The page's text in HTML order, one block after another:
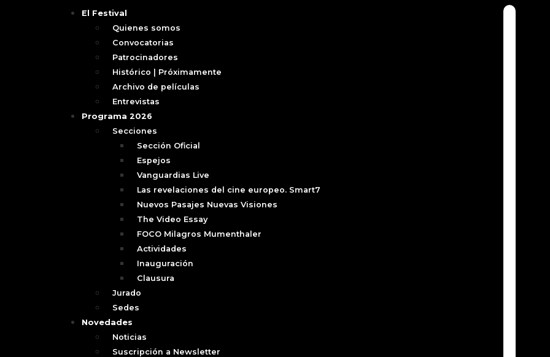
El Festival
Quienes somos
Convocatorias
Patrocinadores
Histórico | Próximamente
Archivo de películas
Entrevistas
Programa 2026
Secciones
Sección Oficial
Espejos
Vanguardias Live
Las revelaciones del cine europeo. Smart7
Nuevos Pasajes Nuevas Visiones
The Video Essay
FOCO Milagros Mumenthaler
Actividades
Inauguración
Clausura
Jurado
Sedes
Novedades
Noticias
Suscripción a Newsletter